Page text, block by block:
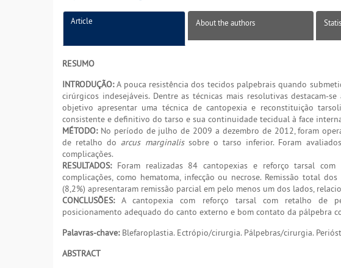
Article About the authors
RESUMO
INTRODUÇÃO:A pouca resistência dos tecidos palpebrais quando
cirúrgicos indesejáveis. Dentre as técnicas mais resolutivas
objetivo apresentar uma técnica de cantopexia e reconstituição
consistente e definitivo do tarso e sua continuidade tecidual à face
MÉTODO:No período de julho de 2009 a dezembro de 2012, foram
de retalho do arcus marginalissobre o tarso inferior. Foram
complicações.
RESULTADOS:Foram realizadas 84 cantopexias e reforço tarsal com
complicações, como hematoma, infecção ou necrose. Remissão total
(8,2%) apresentaram remissão parcial em pelo menos um dos lados,
CONCLUSÕES:A cantopexia com reforço tarsal com retalho de
posicionamento adequado do canto externo e bom contato da pálpebra
Palavras-chave:Blefaroplastia. Ectrópio/cirurgia. Pálpebras/cirurgia.
ABSTRACT